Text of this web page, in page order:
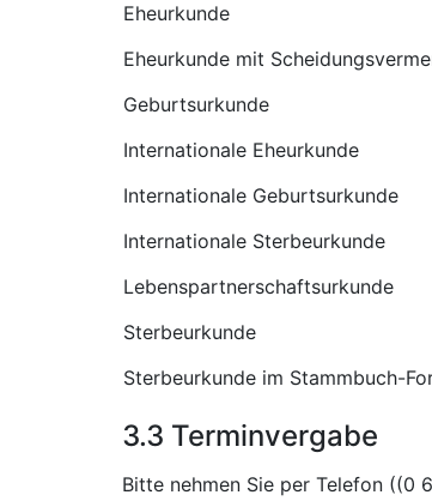
Eheurkunde
Eheurkunde mit
Geburtsurkunde
Internationale Eheurkunde
Internationale Geburtsurkunde
Internationale Sterbeurkunde
Lebenspartnerschaftsurkunde
Sterbeurkunde
Sterbeurkunde im Stammbuch-
3.3 Terminvergabe
Bitte nehmen Sie per Telefon (